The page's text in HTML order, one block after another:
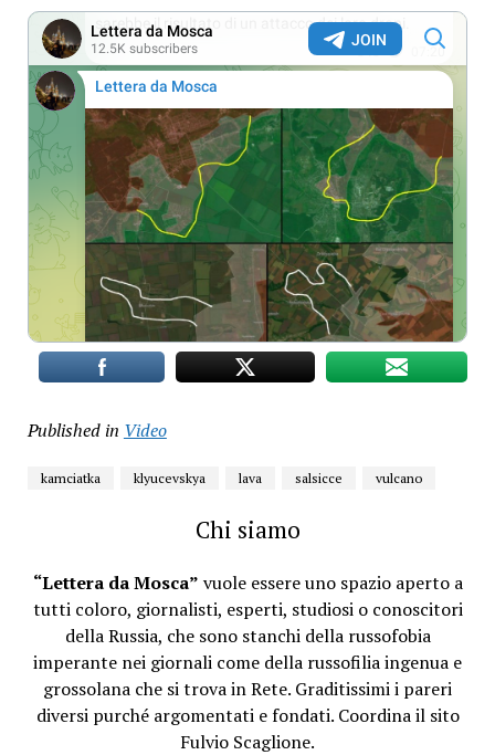
Published in Video
kamciatka klyucevskya lava salsicce vulcano
Chi siamo
“Lettera da Mosca” vuole essere uno spazio aperto a
tutti coloro, giornalisti, esperti, studiosi o conoscitori
della Russia, che sono stanchi della russofobia
imperante nei giornali come della russofilia ingenua e
grossolana che si trova in Rete. Graditissimi i pareri
diversi purché argomentati e fondati. Coordina il sito
Fulvio Scaglione.